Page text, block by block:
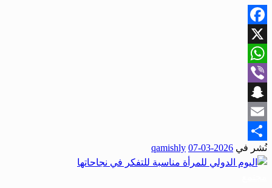
Facebook
X
WhatsApp
Viber
Snapchat
Email
Share
نُشر في 2026-03-07
qamishly